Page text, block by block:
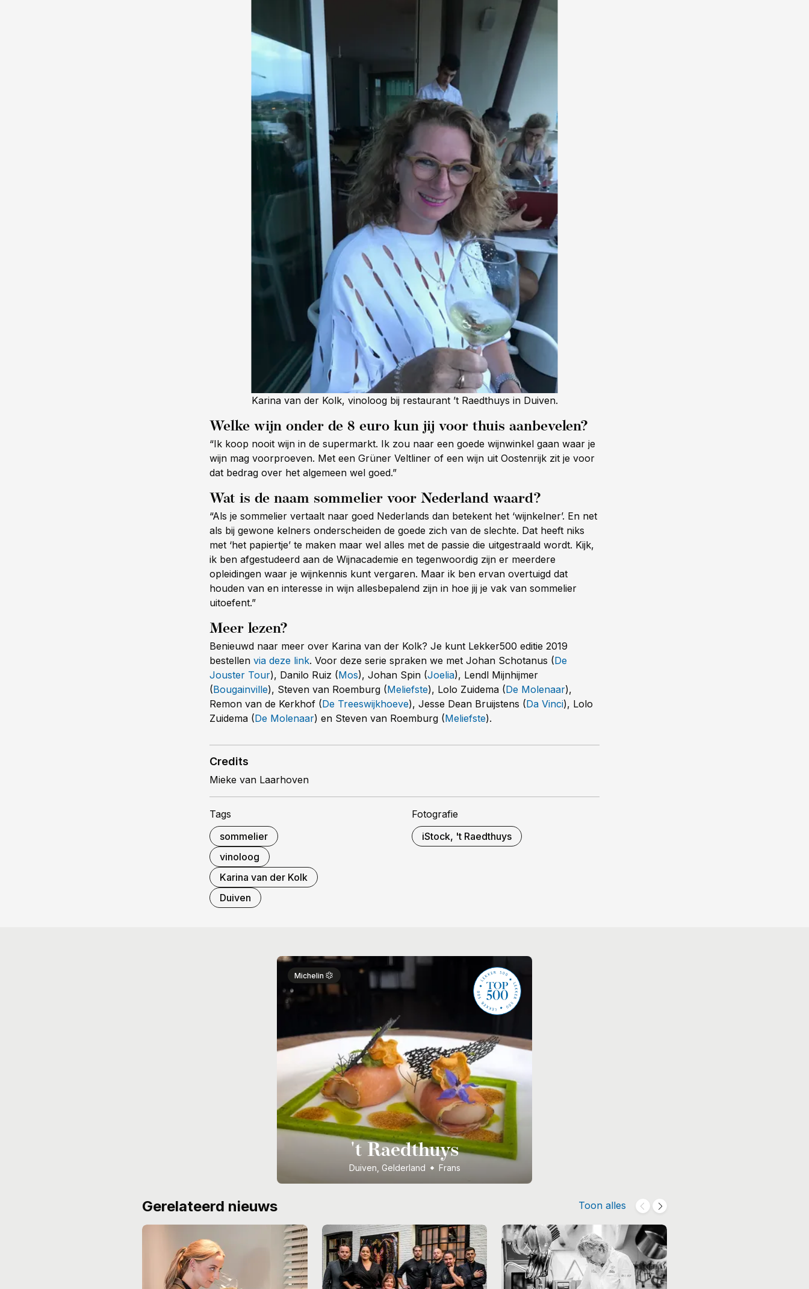
Karina van der Kolk, vinoloog bij restaurant ’t Raedthuys in Duiven.
Welke wijn onder de 8 euro kun jij voor thuis aanbevelen?
“Ik koop nooit wijn in de supermarkt. Ik zou naar een goede wijnwinkel gaan waar je
wijn mag voorproeven. Met een Grüner Veltliner of een wijn uit Oostenrijk zit je voor
dat bedrag over het algemeen wel goed.”
Wat is de naam sommelier voor Nederland waard?
“Als je sommelier vertaalt naar goed Nederlands dan betekent het ‘wijnkelner’. En net
als bij gewone kelners onderscheiden de goede zich van de slechte. Dat heeft niks
met ‘het papiertje’ te maken maar wel alles met de passie die uitgestraald wordt. Kijk,
ik ben afgestudeerd aan de Wijnacademie en tegenwoordig zijn er meerdere
opleidingen waar je wijnkennis kunt vergaren. Maar ik ben ervan overtuigd dat
houden van en interesse in wijn allesbepalend zijn in hoe jij je vak van sommelier
uitoefent.”
Meer lezen?
Benieuwd naar meer over Karina van der Kolk? Je kunt Lekker500 editie 2019
bestellen via deze link. Voor deze serie spraken we met Johan Schotanus (De
Jouster Tour), Danilo Ruiz (Mos), Johan Spin (Joelia), Lendl Mijnhijmer
(Bougainville), Steven van Roemburg (Meliefste), Lolo Zuidema (De Molenaar),
Remon van de Kerkhof (De Treeswijkhoeve), Jesse Dean Bruijstens (Da Vinci), Lolo
Zuidema (De Molenaar) en Steven van Roemburg (Meliefste).
Credits
Mieke van Laarhoven
Tags
sommelier
vinoloog
Karina van der Kolk
Duiven
Fotografie
iStock, 't Raedthuys
Michelin
't Raedthuys
Duiven, Gelderland Frans
Gerelateerd nieuws Toon alles